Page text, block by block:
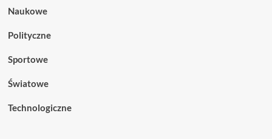
Naukowe
Polityczne
Sportowe
Światowe
Technologiczne